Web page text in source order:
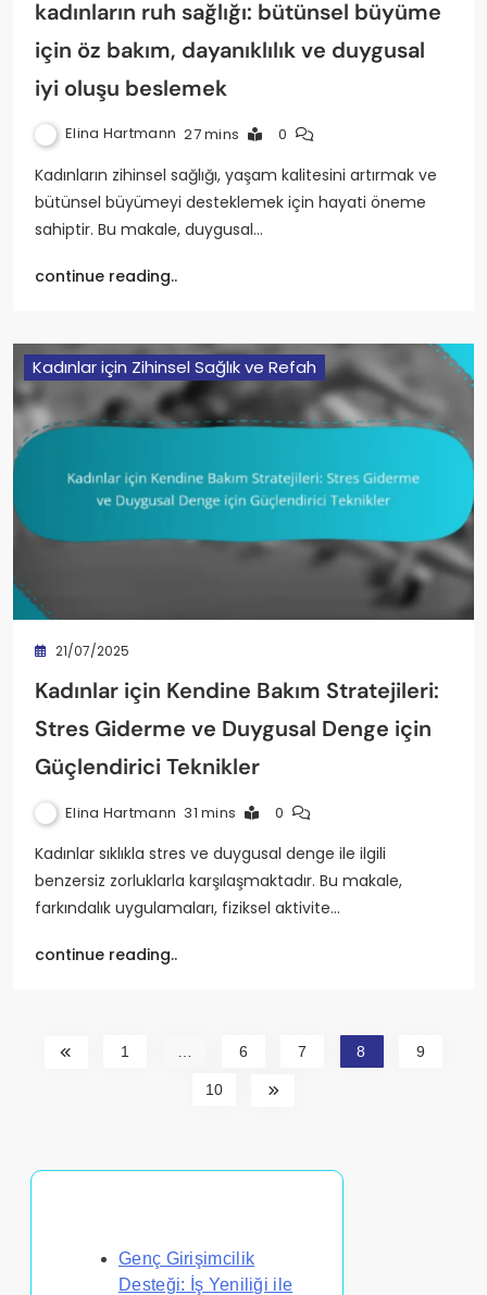
kadınların ruh sağlığı: bütünsel büyüme
için öz bakım, dayanıklılık ve duygusal
iyi oluşu beslemek
Elina Hartmann 27 mins 0
Kadınların zihinsel sağlığı, yaşam kalitesini artırmak ve
bütünsel büyümeyi desteklemek için hayati öneme
sahiptir. Bu makale, duygusal…
continue reading..
Kadınlar için Zihinsel Sağlık ve Refah
21/07/2025
Kadınlar için Kendine Bakım Stratejileri:
Stres Giderme ve Duygusal Denge için
Güçlendirici Teknikler
Elina Hartmann 31 mins 0
Kadınlar sıklıkla stres ve duygusal denge ile ilgili
benzersiz zorluklarla karşılaşmaktadır. Bu makale,
farkındalık uygulamaları, fiziksel aktivite…
continue reading..
1 6 7 8 9
10
Genç Girişimcilik
Desteği: İş Yeniliği ile